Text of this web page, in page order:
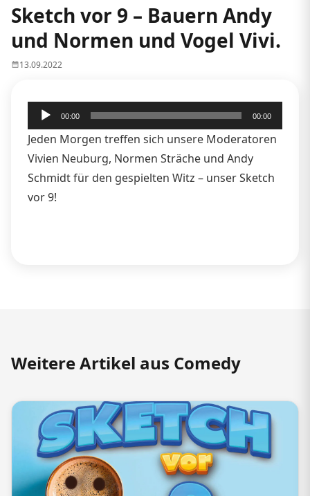
Sketch vor 9 – Bauern Andy
und Normen und Vogel Vivi.
13.09.2022
Audio-
Player
00:00 00:00
Jeden Morgen treffen sich unsere Moderatoren
Vivien Neuburg, Normen Sträche und Andy
Schmidt für den gespielten Witz – unser Sketch
vor 9!
Weitere Artikel aus Comedy